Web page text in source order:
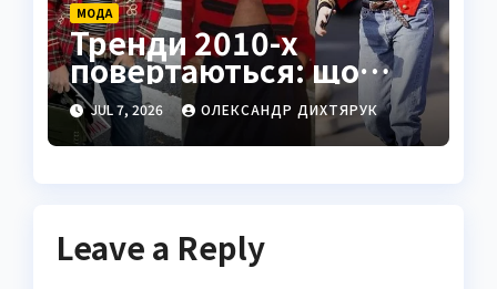
МОДА
Тренди 2010-х
повертаються: що
знову носити
JUL 7, 2026 ОЛЕКСАНДР ДИХТЯРУК
Leave a Reply